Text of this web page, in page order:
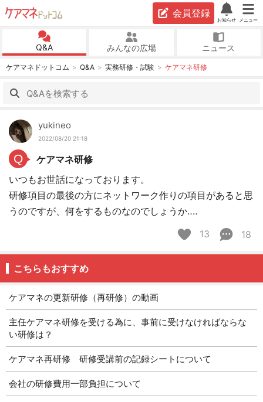
会員登録
お知らせ メニュー
Q&A みんなの広場 ニュース
ケアマネドットコム Q&A 実務研修・試験 ケアマネ研修
yukineo
2022/08/20 21:18
Q
ケアマネ研修
いつもお世話になっております。
研修項目の最後の方にネットワーク作りの項目があると思
うのですが、何をするものなのでしょうか‥‥
13
18
こちらもおすすめ
ケアマネの更新研修（再研修）の動画
主任ケアマネ研修を受ける為に、事前に受けなければならな
い研修は？
ケアマネ再研修 研修受講前の記録シートについて
会社の研修費用一部負担について